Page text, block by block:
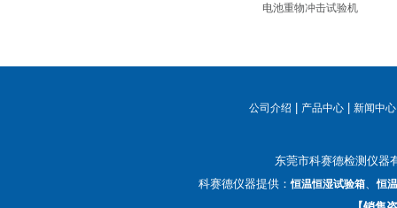
电池重物冲击试验机
公司介绍 | 产品中心 |新闻中心
东莞市科赛德检测仪
科赛德仪器提供：恒温恒湿试验箱 、恒